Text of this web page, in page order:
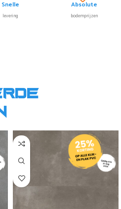
Snelle
levering
Absolute
bodemprijzen